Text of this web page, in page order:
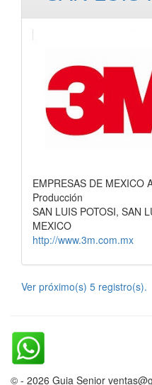
EMPRESAS DE MEXICO
Producción
SAN LUIS POTOSI, SAN
MEXICO
http://www.3m.com.mx
Ver próximo(s) 5 registro(s).
© - 2026 Guia Senior